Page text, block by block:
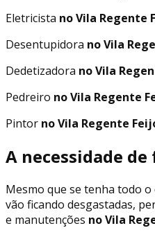
Eletricista no Vila Regente
Desentupidora no Vila
Dedetizadora no Vila
Pedreiro no Vila Regente
Pintor no Vila Regente
A necessidade
Mesmo que se tenha todo
vão ficando desgastadas,
e manutenções no Vila